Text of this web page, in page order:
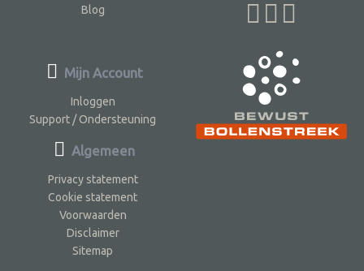
Blog
Mijn Account
Inloggen
Support / Ondersteuning
Algemeen
Privacy statement
Cookie statement
Voorwaarden
Disclaimer
Sitemap